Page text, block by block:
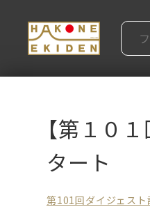
【第１０
タート
第101回ダイジェスト